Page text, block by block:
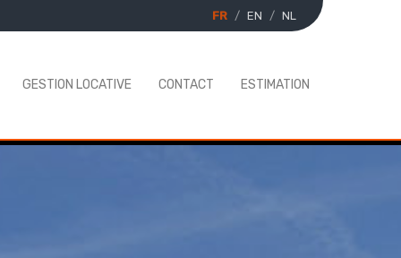
FR EN NL
GESTION LOCATIVE CONTACT ESTIMATION